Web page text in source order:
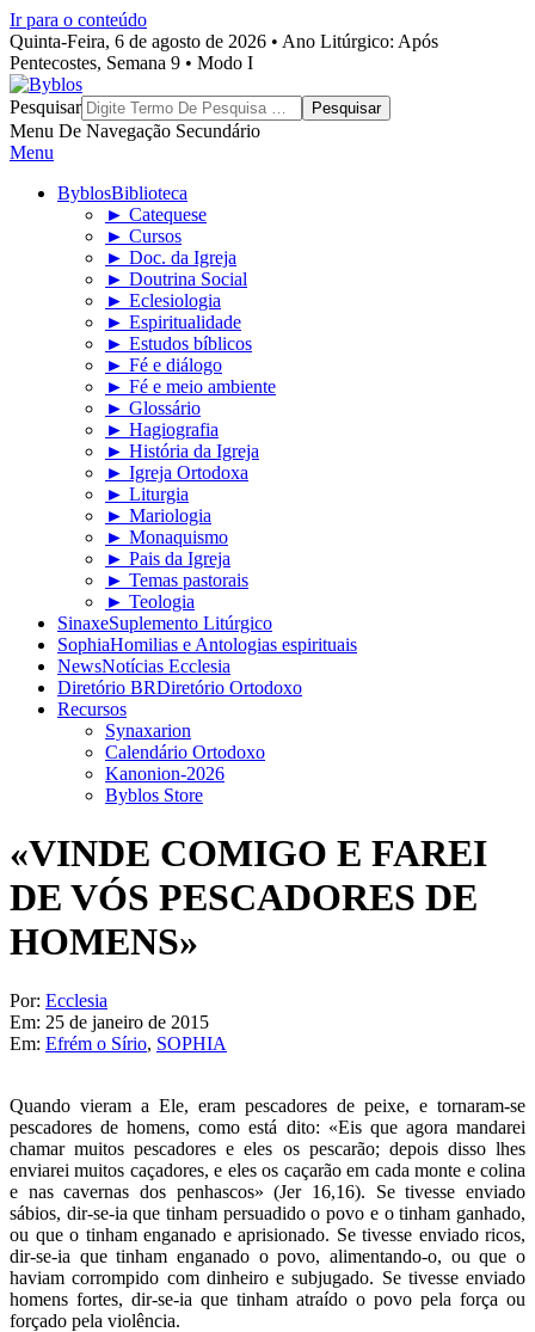
Ir para o conteúdo
Quinta-Feira, 6 de agosto de 2026 • Ano Litúrgico: Após
Pentecostes, Semana 9 • Modo I
Byblos
Pesquisar
Menu De Navegação Secundário
Menu
ByblosBiblioteca
► Catequese
► Cursos
► Doc. da Igreja
► Doutrina Social
► Eclesiologia
► Espiritualidade
► Estudos bíblicos
► Fé e diálogo
► Fé e meio ambiente
► Glossário
► Hagiografia
► História da Igreja
► Igreja Ortodoxa
► Liturgia
► Mariologia
► Monaquismo
► Pais da Igreja
► Temas pastorais
► Teologia
SinaxeSuplemento Litúrgico
SophiaHomilias e Antologias espirituais
NewsNotícias Ecclesia
Diretório BRDiretório Ortodoxo
Recursos
Synaxarion
Calendário Ortodoxo
Kanonion-2026
Byblos Store
«VINDE COMIGO E FAREI
DE VÓS PESCADORES DE
HOMENS»
Por: Ecclesia
Em: 25 de janeiro de 2015
Em: Efrém o Sírio, SOPHIA
Quando vieram a Ele, eram pescadores de peixe, e tornaram-se
pescadores de homens, como está dito: «Eis que agora mandarei
chamar muitos pescadores e eles os pescarão; depois disso lhes
enviarei muitos caçadores, e eles os caçarão em cada monte e colina
e nas cavernas dos penhascos» (Jer 16,16). Se tivesse enviado
sábios, dir-se-ia que tinham persuadido o povo e o tinham ganhado,
ou que o tinham enganado e aprisionado. Se tivesse enviado ricos,
dir-se-ia que tinham enganado o povo, alimentando-o, ou que o
haviam corrompido com dinheiro e subjugado. Se tivesse enviado
homens fortes, dir-se-ia que tinham atraído o povo pela força ou
forçado pela violência.